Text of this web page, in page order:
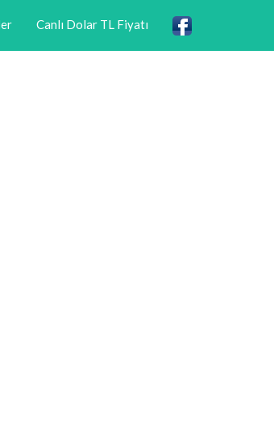
Canlı Dolar TL Fiyatı